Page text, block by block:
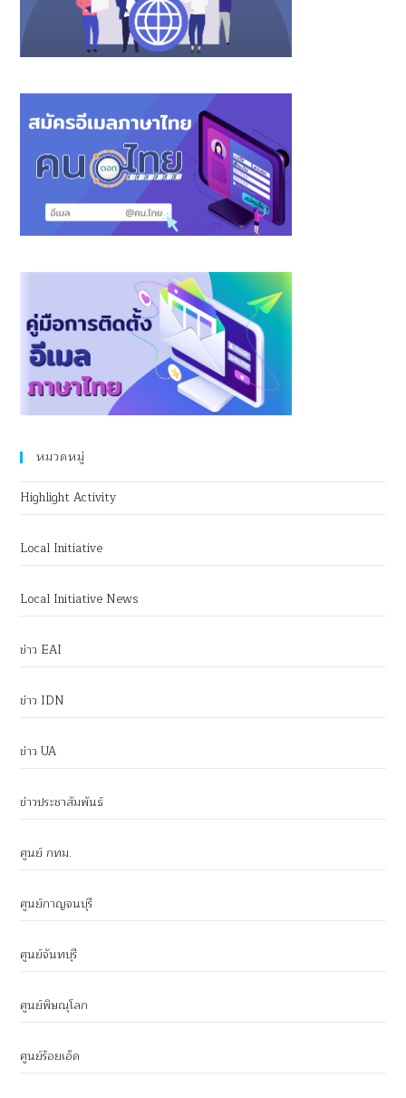
หมวดหมู่
Highlight Activity
Local Initiative
Local Initiative News
ข่าว EAI
ข่าว IDN
ข่าว UA
ข่าวประชาสัมพันธ์
ศูนย์ กทม.
ศูนย์กาญจนบุรี
ศูนย์จันทบุรี
ศูนย์พิษณุโลก
ศูนย์ร้อยเอ็ด